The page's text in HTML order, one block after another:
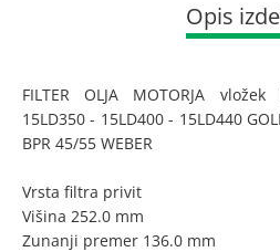
Opis
FILTER OLJA MOTORJA
15LD350 - 15LD400 - 15LD440
BPR 45/55 WEBER
Vrsta filtra privit
Višina 252.0 mm
Zunanji premer 136.0 mm